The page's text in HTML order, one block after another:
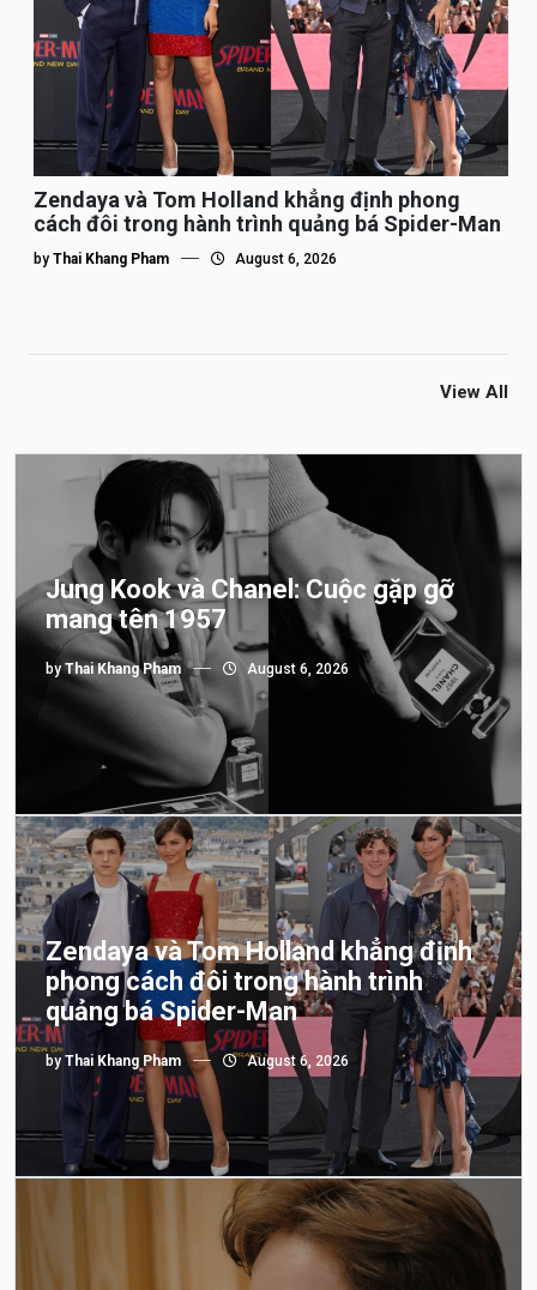
Zendaya và Tom Holland khẳng định phong
cách đôi trong hành trình quảng bá Spider-Man
by Thai Khang Pham August 6, 2026
View All
Jung Kook và Chanel: Cuộc gặp gỡ
mang tên 1957
byThai Khang Pham August 6, 2026
Zendaya và Tom Holland khẳng định
phong cách đôi trong hành trình
quảng bá Spider-Man
by Thai Khang Pham August 6, 2026